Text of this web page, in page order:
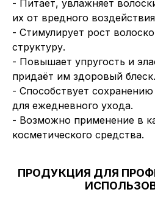
- Питает, увлажняет
их от вредного
- Стимулирует рост
структуру.
- Повышает упругость и
придаёт им здоровый блеск.
- Способствует
для ежедневного ухода.
- Возможно применение в
косметического средства.
ПРОДУКЦИЯ ДЛЯ